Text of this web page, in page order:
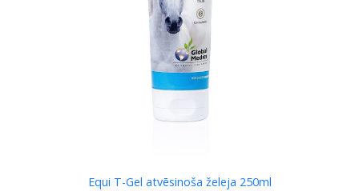
Equi T-Gel atvēsinoša želeja 250ml